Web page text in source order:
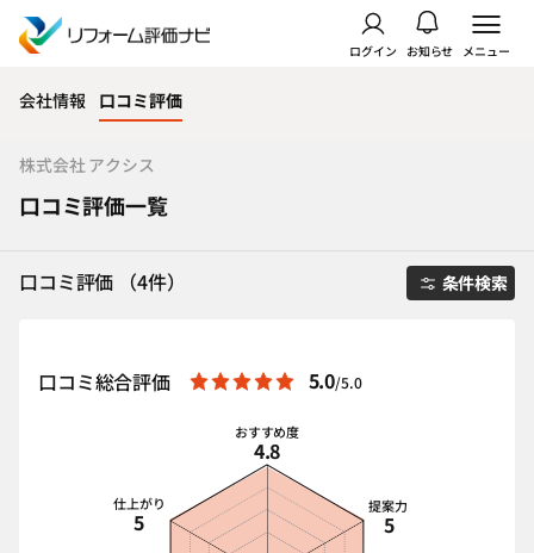
ログイン お知らせ メニュー
会社情報 口コミ評価
株式会社 アクシス
口コミ評価一覧
口コミ評価 （4件） 条件検索
口コミ総合評価 5.0/5.0
おすすめ度
4.8
提案力
5
仕上がり
5